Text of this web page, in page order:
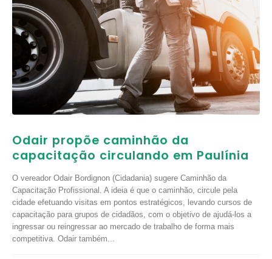
Odair propõe caminhão da
capacitação circulando em Paulínia
O vereador Odair Bordignon (Cidadania) sugere Caminhão da
Capacitação Profissional. A ideia é que o caminhão, circule pela
cidade efetuando visitas em pontos estratégicos, levando cursos de
capacitação para grupos de cidadãos, com o objetivo de ajudá-los a
ingressar ou reingressar ao mercado de trabalho de forma mais
competitiva. Odair também...